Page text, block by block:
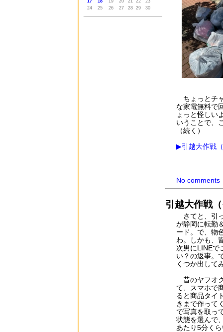
17
18 19 20 21 22
23
24
25 26 27 28 29 30
ちょっとチ
な家電無料で
ょっと怪しい
いうことで、
（続く）
▶引越大作戦
No comments
引越大作戦
さてと、引
が静岡に転勤
ード。で、物
わ。しかも、
次男にLINEで
い？の返事。
くつか出して
昔のヤフオ
て、スマホで
ると商品タイ
きまで作って
で写真を取っ
状態を選んで
あたり5分く